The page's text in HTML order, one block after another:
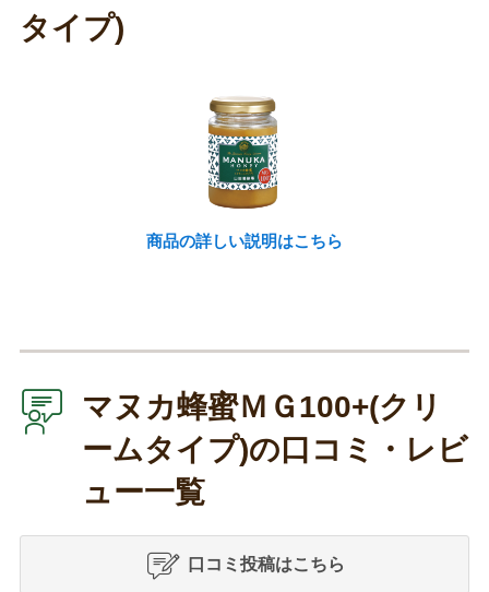
タイプ)
商品の詳しい説明はこちら
マヌカ蜂蜜ＭＧ100+(クリ
ームタイプ)の口コミ・レビ
ュー一覧
口コミ投稿はこちら